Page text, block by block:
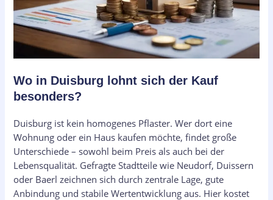
Wo in Duisburg lohnt sich der Kauf
besonders?
Duisburg ist kein homogenes Pflaster. Wer dort eine
Wohnung oder ein Haus kaufen möchte, findet große
Unterschiede – sowohl beim Preis als auch bei der
Lebensqualität. Gefragte Stadtteile wie Neudorf, Duissern
oder Baerl zeichnen sich durch zentrale Lage, gute
Anbindung und stabile Wertentwicklung aus. Hier kostet